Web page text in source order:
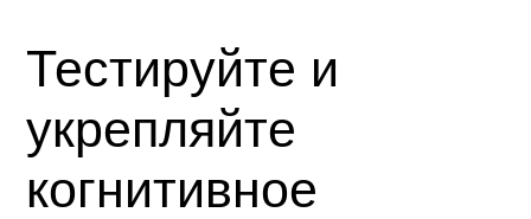
Тестируйте и
укрепляйте
когнитивное